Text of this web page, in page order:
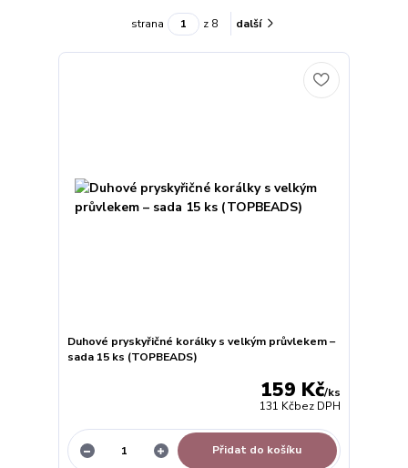
strana z 8 další
Duhové pryskyřičné korálky s velkým průvlekem –
sada 15 ks (TOPBEADS)
159 Kč/ks
131 Kčbez DPH
Přidat do košíku